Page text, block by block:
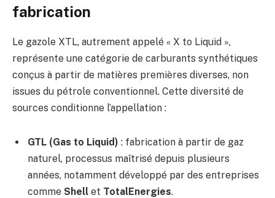
fabrication
Le gazole XTL, autrement appelé « X to Liquid »,
représente une catégorie de carburants synthétiques
conçus à partir de matières premières diverses, non
issues du pétrole conventionnel. Cette diversité de
sources conditionne l’appellation :
GTL (Gas to Liquid) : fabrication à partir de gaz
naturel, processus maîtrisé depuis plusieurs
années, notamment développé par des entreprises
comme Shell et TotalEnergies.